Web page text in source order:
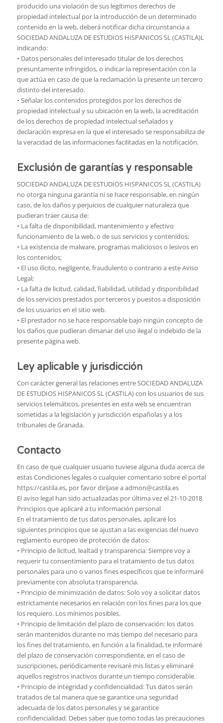
producido una violación de sus legítimos derechos de
propiedad intelectual por la introducción de un determinado
contenido en la web, deberá notificar dicha circunstancia a
SOCIEDAD ANDALUZA DE ESTUDIOS HISPANICOS SL (CASTILA)L
indicando:
• Datos personales del interesado titular de los derechos
presuntamente infringidos, o indicar la representación con la
que actúa en caso de que la reclamación la presente un tercero
distinto del interesado.
• Señalar los contenidos protegidos por los derechos de
propiedad intelectual y su ubicación en la web, la acreditación
de los derechos de propiedad intelectual señalados y
declaración expresa en la que el interesado se responsabiliza de
la veracidad de las informaciones facilitadas en la notificación.
Exclusión de garantías y responsable
SOCIEDAD ANDALUZA DE ESTUDIOS HISPANICOS SL (CASTILA)
no otorga ninguna garantía ni se hace responsable, en ningún
caso, de los daños y perjuicios de cualquier naturaleza que
pudieran traer causa de:
• La falta de disponibilidad, mantenimiento y efectivo
funcionamiento de la web, o de sus servicios y contenidos;
• La existencia de malware, programas maliciosos o lesivos en
los contenidos;
• El uso ilícito, negligente, fraudulento o contrario a este Aviso
Legal;
• La falta de licitud, calidad, fiabilidad, utilidad y disponibilidad
de los servicios prestados por terceros y puestos a disposición
de los usuarios en el sitio web.
• El prestador no se hace responsable bajo ningún concepto de
los daños que pudieran dimanar del uso ilegal o indebido de la
presente página web.
Ley aplicable y jurisdicción
Con carácter general las relaciones entre SOCIEDAD ANDALUZA
DE ESTUDIOS HISPANICOS SL (CASTILA) con los usuarios de sus
servicios telemáticos, presentes en esta web se encuentran
sometidas a la legislación y jurisdicción españolas y a los
tribunales de Granada.
Contacto
En caso de que cualquier usuario tuviese alguna duda acerca de
estas Condiciones legales o cualquier comentario sobre el portal
https://castila.es, por favor diríjase a admon@castila.es
El aviso legal han sido actualizadas por última vez el 21-10-2018.
Principios que aplicaré a tu información personal
En el tratamiento de tus datos personales, aplicaré los
siguientes principios que se ajustan a las exigencias del nuevo
reglamento europeo de protección de datos:
• Principio de licitud, lealtad y transparencia: Siempre voy a
requerir tu consentimiento para el tratamiento de tus datos
personales para uno o varios fines específicos que te informaré
previamente con absoluta transparencia.
• Principio de minimización de datos: Solo voy a solicitar datos
estrictamente necesarios en relación con los fines para los que
los requiero. Los mínimos posibles.
• Principio de limitación del plazo de conservación: los datos
serán mantenidos durante no más tiempo del necesario para
los fines del tratamiento, en función a la finalidad, te informaré
del plazo de conservación correspondiente, en el caso de
suscripciones, periódicamente revisaré mis listas y eliminaré
aquellos registros inactivos durante un tiempo considerable.
• Principio de integridad y confidencialidad: Tus datos serán
tratados de tal manera que se garantice una seguridad
adecuada de los datos personales y se garantice
confidencialidad. Debes saber que tomo todas las precauciones